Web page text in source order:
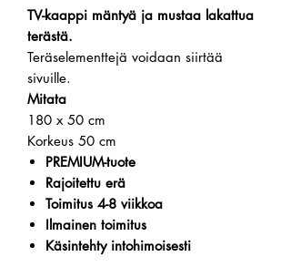
TV-kaappi mäntyä ja mustaa lakattua
terästä.
Teräselementtejä voidaan siirtää
sivuille.
Mitata
180 x 50 cm
Korkeus 50 cm
PREMIUM-tuote
Rajoitettu erä
Toimitus 4-8 viikkoa
Ilmainen toimitus
Käsintehty intohimoisesti